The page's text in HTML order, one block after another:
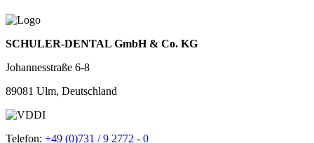
SCHULER-DENTAL GmbH & Co. KG
Johannesstraße 6-8
89081 Ulm, Deutschland
Telefon: +49 (0)731 / 9 2772 - 0